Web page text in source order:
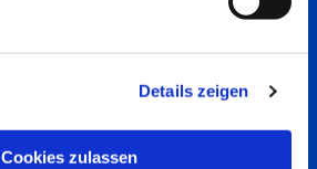
Details zeigen
Cookies zulassen